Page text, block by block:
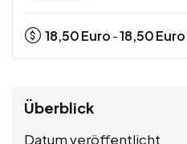
18,50Euro -18,50Euro
Überblick
Datum veröffentlicht